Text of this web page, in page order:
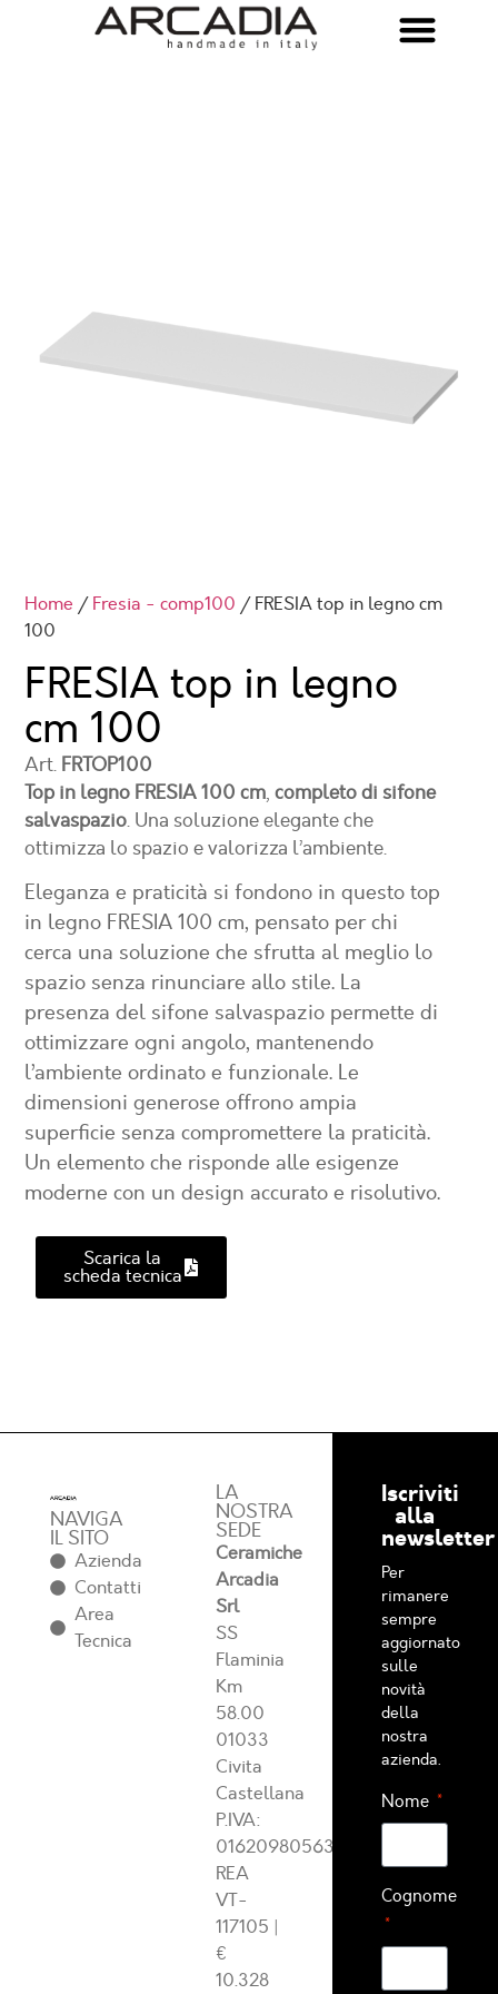
Home /Fresia - comp100 / FRESIA top in legno cm
100
FRESIA top in legno
cm 100
Art. FRTOP100
Top in legno FRESIA 100 cm,completo di sifone
salvaspazio. Una soluzione elegante che
ottimizza lo spazio e valorizza l’ambiente.
Eleganza e praticità si fondono in questo top
in legno FRESIA 100 cm, pensato per chi
cerca una soluzione che sfrutta al meglio lo
spazio senza rinunciare allo stile. La
presenza del sifone salvaspazio permette di
ottimizzare ogni angolo, mantenendo
l’ambiente ordinato e funzionale. Le
dimensioni generose offrono ampia
superficie senza compromettere la praticità.
Un elemento che risponde alle esigenze
moderne con un design accurato e risolutivo.
Scarica la
scheda tecnica
NAVIGA
IL SITO
Azienda
Contatti
Area
Tecnica
LA
NOSTRA
SEDE
Ceramiche
Arcadia
Srl
SS
Flaminia
Km
58.00
01033
Civita
Castellana
P.IVA:
01620980563
REA
VT-
117105 |
€
10.328
Iscriviti
alla
newsletter
Per
rimanere
sempre
aggiornato
sulle
novità
della
nostra
azienda.
Nome
Cognome